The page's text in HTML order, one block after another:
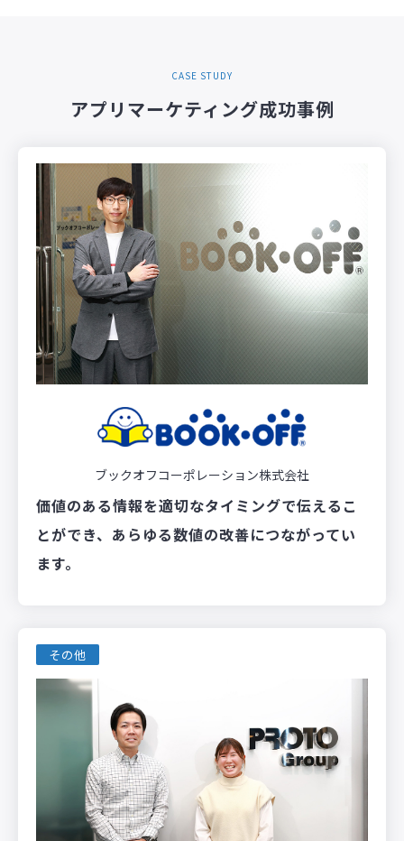
CASE STUDY
アプリマーケティング成功事例
ブックオフコーポレーション株式会社
価値のある情報を適切なタイミングで伝えるこ
とができ、あらゆる数値の改善につながってい
ます。
その他